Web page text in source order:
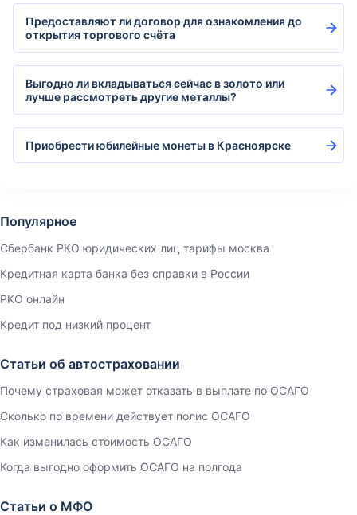
Предоставляют ли договор для ознакомления до
открытия торгового счёта
Выгодно ли вкладываться сейчас в золото или
лучше рассмотреть другие металлы?
Приобрести юбилейные монеты в Красноярске
Популярное
Сбербанк РКО юридических лиц тарифы москва
Кредитная карта банка без справки в России
РКО онлайн
Кредит под низкий процент
Статьи об автостраховании
Почему страховая может отказать в выплате по ОСАГО
Сколько по времени действует полис ОСАГО
Как изменилась стоимость ОСАГО
Когда выгодно оформить ОСАГО на полгода
Статьи о МФО